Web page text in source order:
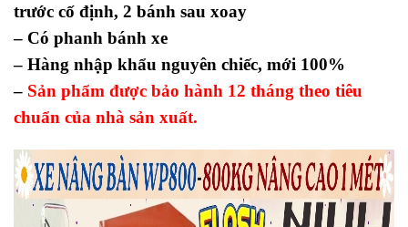
trước cố định, 2 bánh sau xoay
– Có phanh bánh xe
– Hàng nhập khẩu nguyên chiếc, mới 100%
– Sản phẩm được bảo hành 12 tháng theo tiêu
chuẩn của nhà sản xuất.